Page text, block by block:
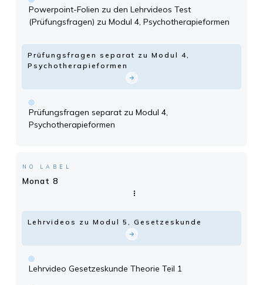
Powerpoint-Folien zu den Lehrvideos Test
(Prüfungsfragen) zu Modul 4, Psychotherapieformen
Prüfungsfragen separat zu Modul 4,
Psychotherapieformen
Prüfungsfragen separat zu Modul 4,
Psychotherapieformen
NO LABEL
Monat 8
Lehrvideos zu Modul 5, Gesetzeskunde
Lehrvideo Gesetzeskunde Theorie Teil 1